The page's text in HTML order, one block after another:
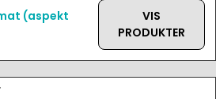
(aspekt
VIS
PRODUKTER